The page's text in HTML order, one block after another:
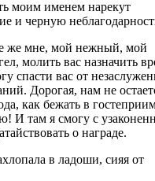
моим именем нарекут
и черную
же мне, мой нежный, мой
молить вас назначить
спасти вас от
Дорогая, нам не
как бежать в
И там я смогу с
о награде.
в ладоши, сияя от